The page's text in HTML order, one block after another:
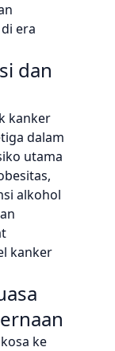
era
dan
kanker
dalam
utama
alkohol
kanker
ke